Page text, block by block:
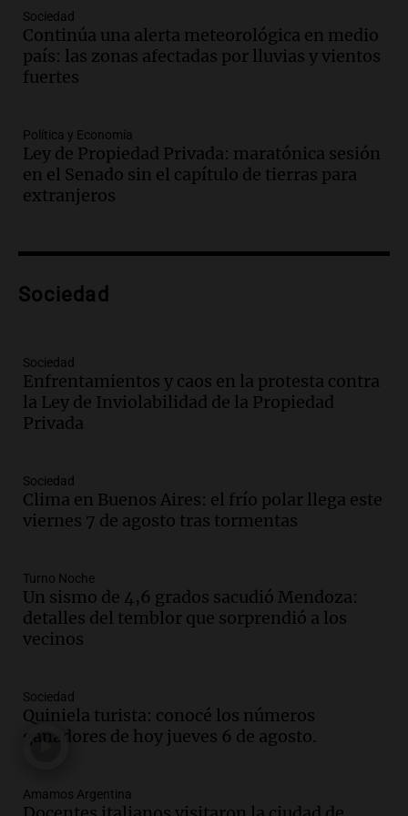
ayuda por problemas de fertilidad y la
ostentación de millonarios
Amamos Argentina
Episodios
avanza con testimonios clave sobre el
accidente en Villa Dolores
Panorama Federal
Episodios
tributo todos los jueves
Episodios
sea, va a ser lindo”
La Cadena del Gol
Episodios
Audio.
mano es muy peligroso”
La Argentina, hoy
Episodios
sobre los parques educativos
Amamos Argentina
Episodios
Audio.
durante la primavera
Informados al regreso
Episodios
tras fuertes vientos
Sociedad
Continúa una alerta meteorológica en medio
país: las zonas afectadas por lluvias y vientos
fuertes
Política y Economía
Ley de Propiedad Privada: maratónica sesión
en el Senado sin el capítulo de tierras para
extranjeros
Sociedad
Sociedad
Enfrentamientos y caos en la protesta contra
la Ley de Inviolabilidad de la Propiedad
Privada
Sociedad
Clima en Buenos Aires: el frío polar llega este
viernes 7 de agosto tras tormentas
Turno Noche
Un sismo de 4,6 grados sacudió Mendoza:
detalles del temblor que sorprendió a los
vecinos
Sociedad
Quiniela turista: conocé los números
ganadores de hoy jueves 6 de agosto.
Amamos Argentina